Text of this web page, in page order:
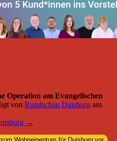
Operation am Evangelischen
von Rundschau Duisburg am
→